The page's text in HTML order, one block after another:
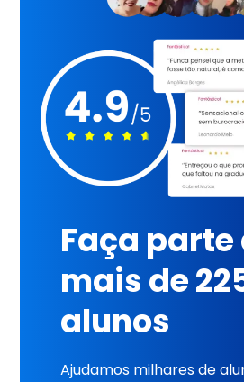
Faça parte
mais de
alunos
Ajudamos milhares de